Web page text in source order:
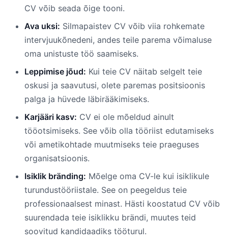
CV võib seada õige tooni.
Ava uksi: Silmapaistev CV võib viia rohkemate
intervjuukõnedeni, andes teile parema võimaluse
oma unistuste töö saamiseks.
Leppimise jõud: Kui teie CV näitab selgelt teie
oskusi ja saavutusi, olete paremas positsioonis
palga ja hüvede läbirääkimiseks.
Karjääri kasv: CV ei ole mõeldud ainult
tööotsimiseks. See võib olla tööriist edutamiseks
või ametikohtade muutmiseks teie praeguses
organisatsioonis.
Isiklik bränding: Mõelge oma CV-le kui isiklikule
turundustööriistale. See on peegeldus teie
professionaalsest minast. Hästi koostatud CV võib
suurendada teie isiklikku brändi, muutes teid
soovitud kandidaadiks tööturul.